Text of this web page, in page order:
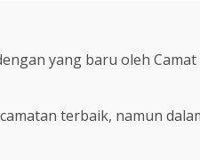
yang baru oleh Camat
terbaik, namun